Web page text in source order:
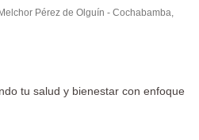
Pérez de Olguín - Cochabamba,
tu salud y bienestar con enfoque